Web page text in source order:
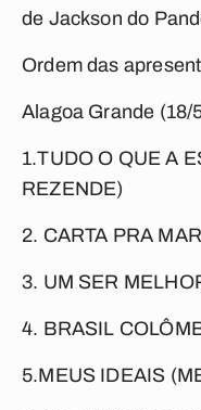
de Jackson do
Ordem das
Alagoa Grande (18/
1.TUDO O QUE A
REZENDE)
2. CARTA PRA
3. UM SER
4. BRASIL
5.MEUS IDEAIS